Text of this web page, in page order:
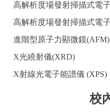
高解析度場發射掃描式電
高解析度場發射掃描式電
進階型原子力顯微鏡(AFM)
X光繞射儀(XRD)
X射線光電子能譜儀 (XPS)
校